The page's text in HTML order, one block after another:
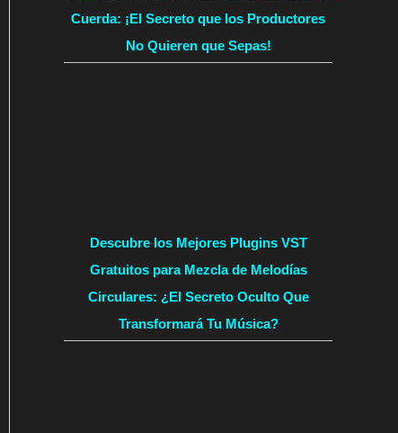
Cuerda: ¡El Secreto que los Productores
No Quieren que Sepas!
Descubre los Mejores Plugins VST
Gratuitos para Mezcla de Melodías
Circulares: ¿El Secreto Oculto Que
Transformará Tu Música?